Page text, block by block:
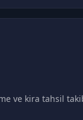
ve kira tahsil